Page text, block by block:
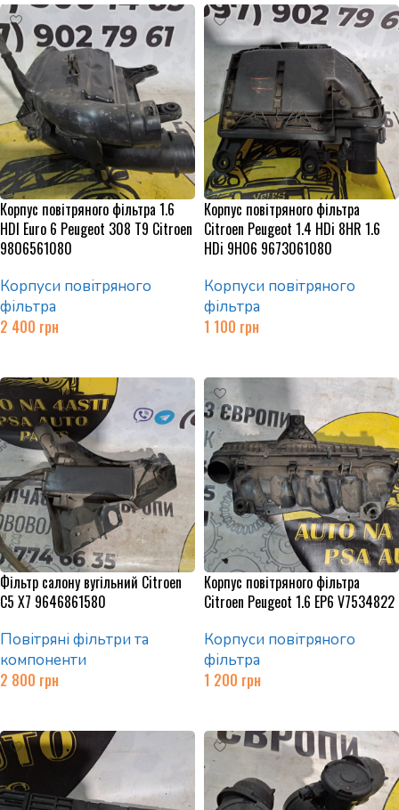
Корпус повітряного фільтра 1.6
HDI Euro 6 Peugeot 308 T9 Citroen
9806561080
Корпуси повітряного
фільтра
2 400 грн
Корпус повітряного фільтра
Citroen Peugeot 1.4 HDi 8HR 1.6
HDi 9H06 9673061080
Корпуси повітряного
фільтра
1 100 грн
Фільтр салону вугільний Citroen
C5 X7 9646861580
Повітряні фільтри та
компоненти
2 800 грн
Корпус повітряного фільтра
Citroen Peugeot 1.6 EP6 V7534822
Корпуси повітряного
фільтра
1 200 грн